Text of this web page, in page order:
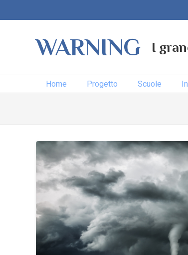
WARNING I
Home Progetto Scuole